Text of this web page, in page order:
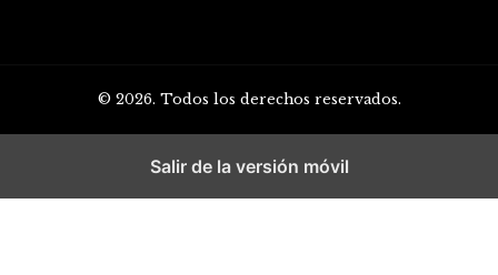
© 2026. Todos los derechos reservados.
Salir de la versión móvil